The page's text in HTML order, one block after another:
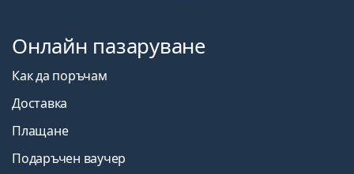
Онлайн пазаруване
Как да поръчам
Доставка
Плащане
Подаръчен ваучер